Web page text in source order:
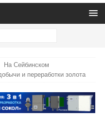
На Сейбинском
и переработки золота